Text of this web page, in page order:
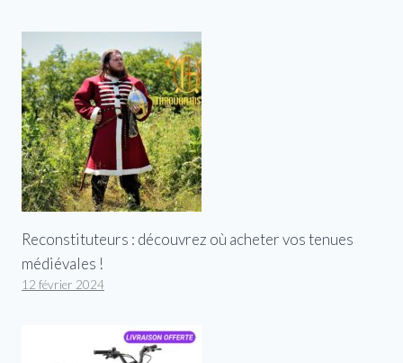
Reconstituteurs : découvrez où acheter vos tenues
médiévales !
12 février 2024